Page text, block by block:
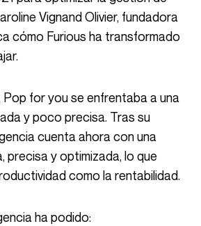
Vignand Olivier, fundadora
cómo Furious ha transformado
y poco precisa. Tras su
cuenta ahora con una
precisa y optimizada, lo que
como la rentabilidad.
ha podido: